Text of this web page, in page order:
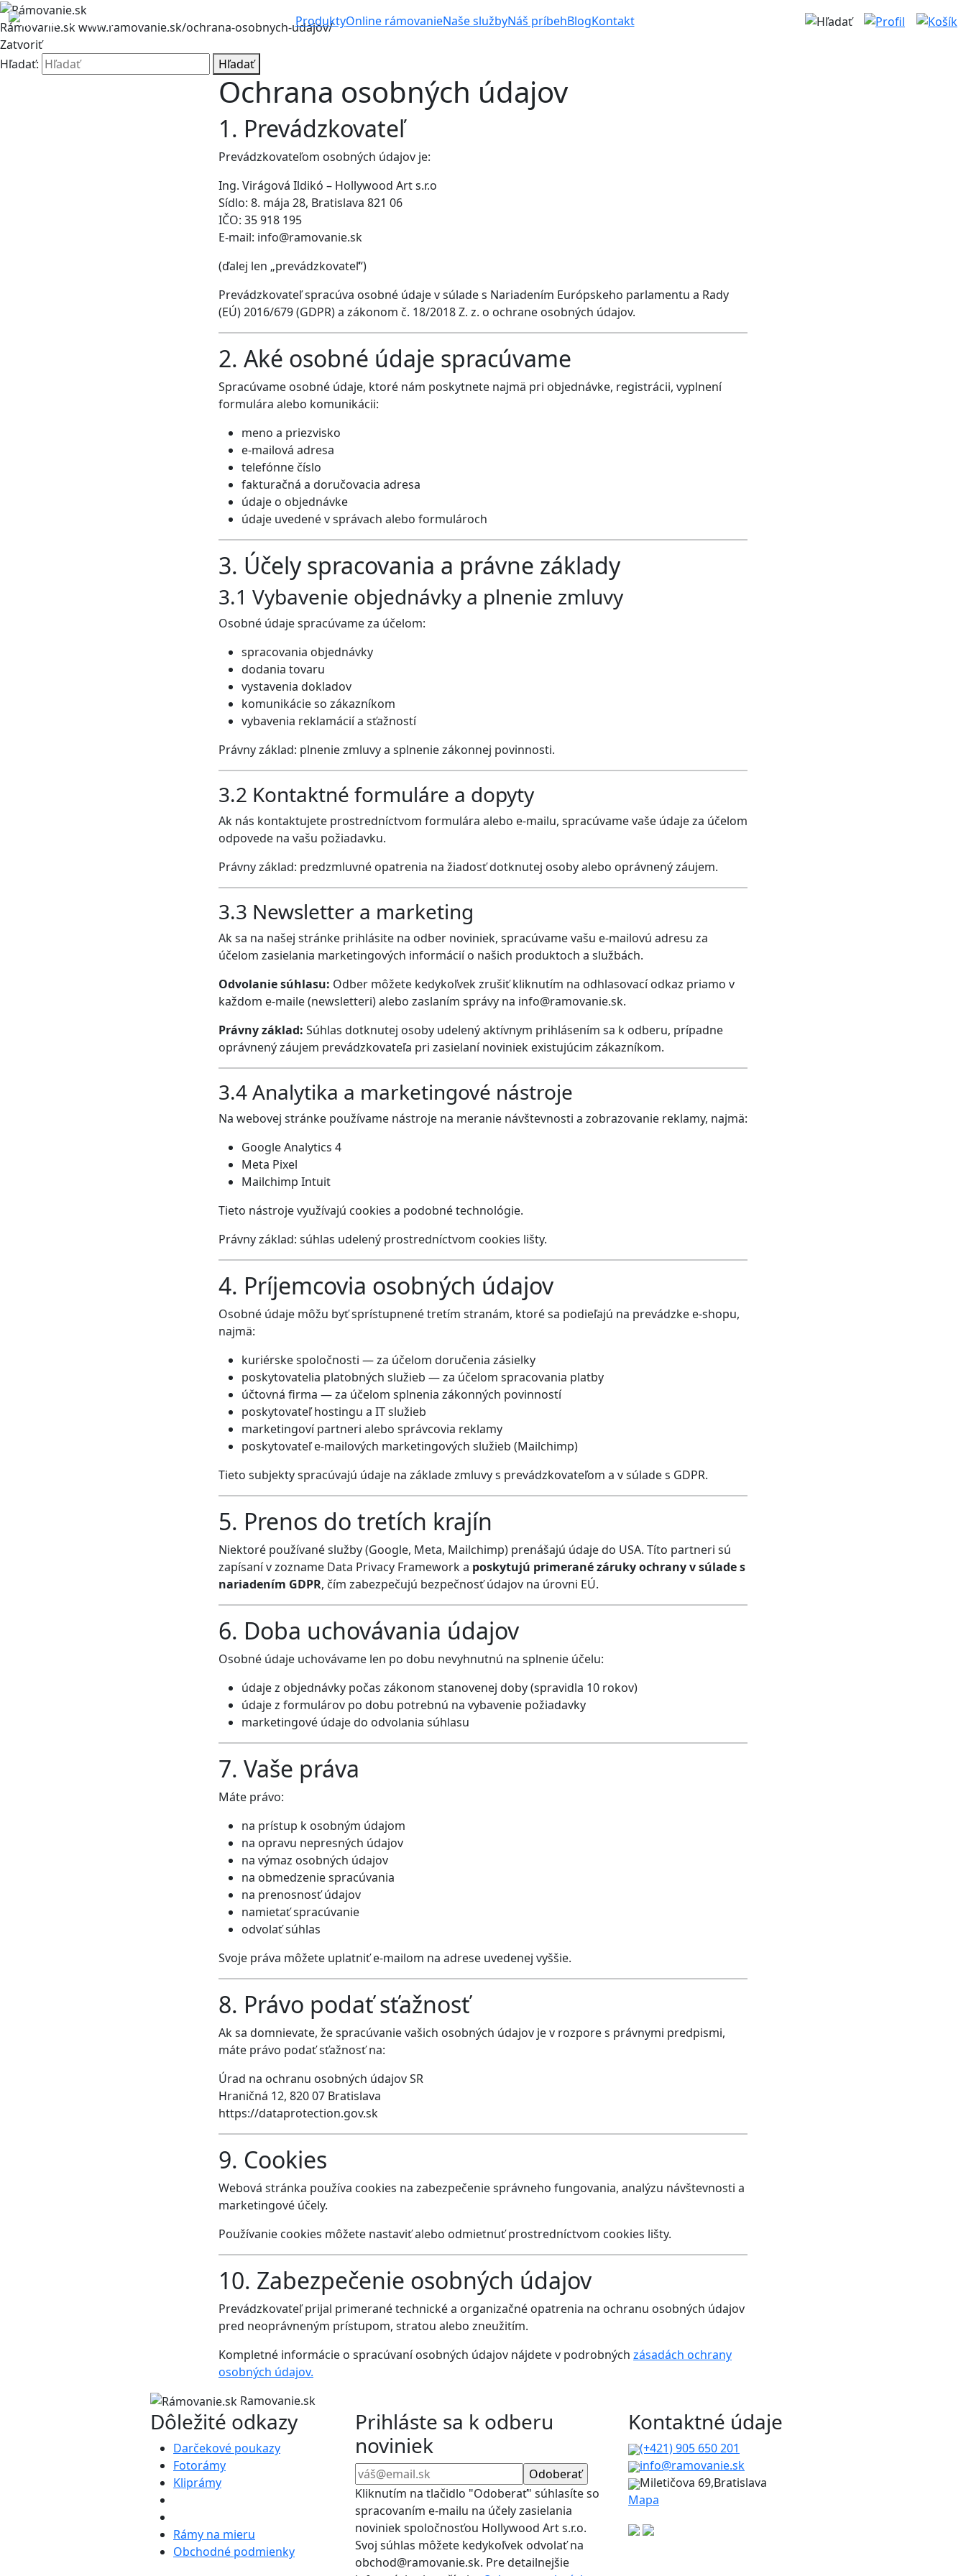
Rámovanie.skwww.ramovanie.sk/ochrana-osobnych-udajov/
Zatvoriť
Hľadať:
Hľadať
ProduktyOnline rámovanieNaše službyNáš príbehBlogKontakt
Ochrana osobných údajov
1. Prevádzkovateľ
Prevádzkovateľom osobných údajov je:
Ing. Virágová Ildikó – Hollywood Art s.r.o
Sídlo: 8. mája 28, Bratislava 821 06
IČO: 35 918 195
E-mail: info@ramovanie.sk
(ďalej len „prevádzkovateľ“)
Prevádzkovateľ spracúva osobné údaje v súlade s Nariadením Európskeho parlamentu a Rady
(EÚ) 2016/679 (GDPR) a zákonom č. 18/2018 Z. z. o ochrane osobných údajov.
2. Aké osobné údaje spracúvame
Spracúvame osobné údaje, ktoré nám poskytnete najmä pri objednávke, registrácii, vyplnení
formulára alebo komunikácii:
meno a priezvisko
e-mailová adresa
telefónne číslo
fakturačná a doručovacia adresa
údaje o objednávke
údaje uvedené v správach alebo formulároch
3. Účely spracovania a právne základy
3.1 Vybavenie objednávky a plnenie zmluvy
Osobné údaje spracúvame za účelom:
spracovania objednávky
dodania tovaru
vystavenia dokladov
komunikácie so zákazníkom
vybavenia reklamácií a sťažností
Právny základ: plnenie zmluvy a splnenie zákonnej povinnosti.
3.2 Kontaktné formuláre a dopyty
Ak nás kontaktujete prostredníctvom formulára alebo e-mailu, spracúvame vaše údaje za účelom
odpovede na vašu požiadavku.
Právny základ: predzmluvné opatrenia na žiadosť dotknutej osoby alebo oprávnený záujem.
3.3 Newsletter a marketing
Ak sa na našej stránke prihlásite na odber noviniek, spracúvame vašu e-mailovú adresu za
účelom zasielania marketingových informácií o našich produktoch a službách.
Odvolanie súhlasu: Odber môžete kedykoľvek zrušiť kliknutím na odhlasovací odkaz priamo v
každom e-maile (newsletteri) alebo zaslaním správy na info@ramovanie.sk.
Právny základ: Súhlas dotknutej osoby udelený aktívnym prihlásením sa k odberu, prípadne
oprávnený záujem prevádzkovateľa pri zasielaní noviniek existujúcim zákazníkom.
3.4 Analytika a marketingové nástroje
Na webovej stránke používame nástroje na meranie návštevnosti a zobrazovanie reklamy, najmä:
Google Analytics 4
Meta Pixel
Mailchimp Intuit
Tieto nástroje využívajú cookies a podobné technológie.
Právny základ: súhlas udelený prostredníctvom cookies lišty.
4. Príjemcovia osobných údajov
Osobné údaje môžu byť sprístupnené tretím stranám, ktoré sa podieľajú na prevádzke e-shopu,
najmä:
kuriérske spoločnosti — za účelom doručenia zásielky
poskytovatelia platobných služieb — za účelom spracovania platby
účtovná firma — za účelom splnenia zákonných povinností
poskytovateľ hostingu a IT služieb
marketingoví partneri alebo správcovia reklamy
poskytovateľ e-mailových marketingových služieb (Mailchimp)
Tieto subjekty spracúvajú údaje na základe zmluvy s prevádzkovateľom a v súlade s GDPR.
5. Prenos do tretích krajín
Niektoré používané služby (Google, Meta, Mailchimp) prenášajú údaje do USA. Títo partneri sú
zapísaní v zozname Data Privacy Framework a poskytujú primerané záruky ochrany v súlade s
nariadením GDPR, čím zabezpečujú bezpečnosť údajov na úrovni EÚ.
6. Doba uchovávania údajov
Osobné údaje uchovávame len po dobu nevyhnutnú na splnenie účelu:
údaje z objednávky počas zákonom stanovenej doby (spravidla 10 rokov)
údaje z formulárov po dobu potrebnú na vybavenie požiadavky
marketingové údaje do odvolania súhlasu
7. Vaše práva
Máte právo:
na prístup k osobným údajom
na opravu nepresných údajov
na výmaz osobných údajov
na obmedzenie spracúvania
na prenosnosť údajov
namietať spracúvanie
odvolať súhlas
Svoje práva môžete uplatniť e-mailom na adrese uvedenej vyššie.
8. Právo podať sťažnosť
Ak sa domnievate, že spracúvanie vašich osobných údajov je v rozpore s právnymi predpismi,
máte právo podať sťažnosť na:
Úrad na ochranu osobných údajov SR
Hraničná 12, 820 07 Bratislava
https://dataprotection.gov.sk
9. Cookies
Webová stránka používa cookies na zabezpečenie správneho fungovania, analýzu návštevnosti a
marketingové účely.
Používanie cookies môžete nastaviť alebo odmietnuť prostredníctvom cookies lišty.
10. Zabezpečenie osobných údajov
Prevádzkovateľ prijal primerané technické a organizačné opatrenia na ochranu osobných údajov
pred neoprávneným prístupom, stratou alebo zneužitím.
Kompletné informácie o spracúvaní osobných údajov nájdete v podrobných zásadách ochrany
osobných údajov.
Ramovanie.sk
Dôležité odkazy
Darčekové poukazy
Fotorámy
Kliprámy
Rámy na mieru
Obchodné podmienky
Prihláste sa k odberu
noviniek
Kliknutím na tlačidlo "Odoberať" súhlasíte so
spracovaním e-mailu na účely zasielania
noviniek spoločnosťou Hollywood Art s.r.o.
Svoj súhlas môžete kedykoľvek odvolať na
obchod@ramovanie.sk. Pre detailnejšie
Kontaktné údaje
(+421) 905 650 201
info@ramovanie.sk
Miletičova 69,Bratislava
Mapa